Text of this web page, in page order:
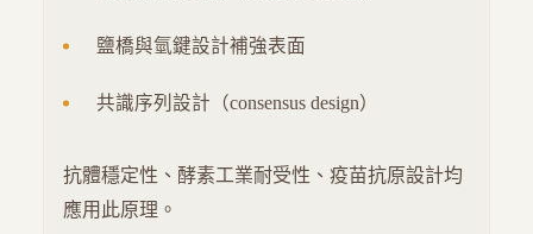
鹽橋與氫鍵設計補強表面
共識序列設計（consensus design）
抗體穩定性、酵素工業耐受性、疫苗抗原設計均
應用此原理。